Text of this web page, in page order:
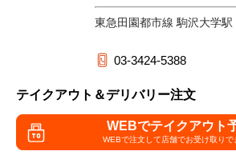
東急田園都市線 駒沢大学駅
03-3424-5388
テイクアウト＆デリバリー注文
WEBでテイクアウト
WEBで注文して店舗でお受け取りで